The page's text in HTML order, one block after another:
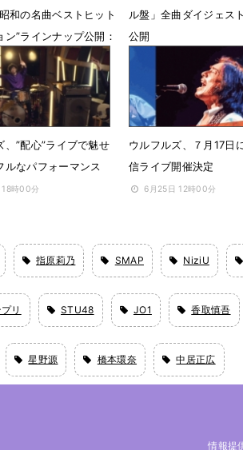
和の名曲ベストヒット
ン”ラインナップ公開：
」
時00分
ル盤」全曲ダイジェス
公開
12月4日 16時37分
、”配心”ライブで魅せ
ルなパフォーマンス
時00分
ウルフルズ、７月17日
信ライブ開催決定
6月25日 12時00分
指原莉乃 SMAP NiziU
リ STU48 JO1 香取慎吾
星野源 橋本環奈 中居正広
情報提